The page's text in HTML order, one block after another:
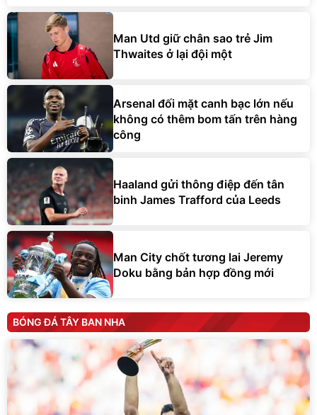
Man Utd giữ chân sao trẻ Jim
Thwaites ở lại đội một
Arsenal đối mặt canh bạc lớn nếu
không có thêm bom tấn trên hàng
công
Haaland gửi thông điệp đến tân
binh James Trafford của Leeds
Man City chốt tương lai Jeremy
Doku bằng bản hợp đồng mới
BÓNG ĐÁ TÂY BAN NHA